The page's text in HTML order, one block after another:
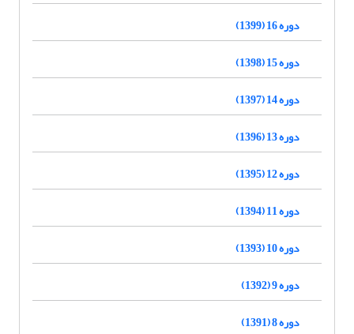
دوره 16 (1399)
دوره 15 (1398)
دوره 14 (1397)
دوره 13 (1396)
دوره 12 (1395)
دوره 11 (1394)
دوره 10 (1393)
دوره 9 (1392)
دوره 8 (1391)